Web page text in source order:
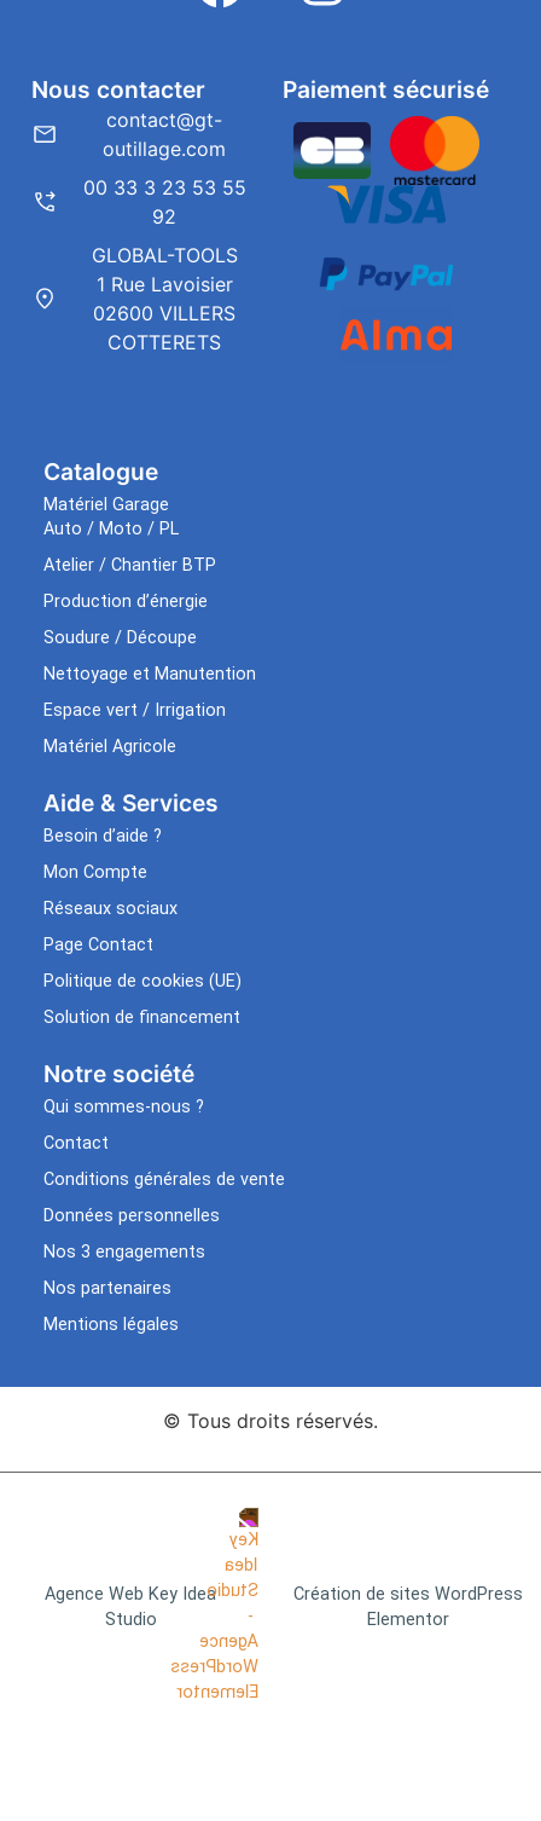
Catalogue
Matériel Garage
Auto / Moto / PL
Atelier / Chantier BTP
Production d’énergie
Soudure / Découpe
Nettoyage et Manutention
Espace vert / Irrigation
Matériel Agricole
Aide & Services​
Besoin d’aide ?
Mon Compte
Réseaux sociaux
Page Contact
Politique de cookies (UE)
Solution de financement
Notre société
Qui sommes-nous ?
Contact
Conditions générales de vente
Données personnelles
Nos 3 engagements
Nos partenaires
Mentions légales
Paiement sécurisé
Nous contacter
contact@gt-
outillage.com
00 33 3 23 53 55
92
GLOBAL-TOOLS
1 Rue Lavoisier
02600 VILLERS
COTTERETS
© Tous droits réservés.
Agence Web Key Idea
Studio
Création de sites WordPress
Elementor